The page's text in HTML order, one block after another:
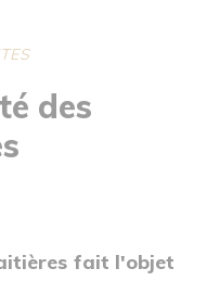
des
fait l'objet